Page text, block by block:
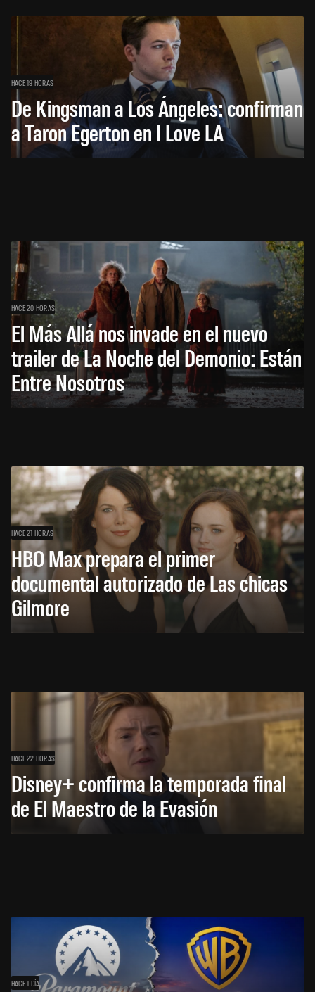
HACE 19 HORAS
De Kingsman a Los Ángeles: confirman
a Taron Egerton en I Love LA
HACE 20 HORAS
El Más Allá nos invade en el nuevo
trailer de La Noche del Demonio: Están
Entre Nosotros
HACE 21 HORAS
HBO Max prepara el primer
documental autorizado de Las chicas
Gilmore
HACE 22 HORAS
Disney+ confirma la temporada final
de El Maestro de la Evasión
HACE 1 DÍA